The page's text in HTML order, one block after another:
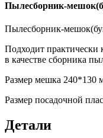
Пылесборник-
Пылесборник-
Подходит
в качестве сборника
Размер мешка 240*130
Размер посадочной
Детали